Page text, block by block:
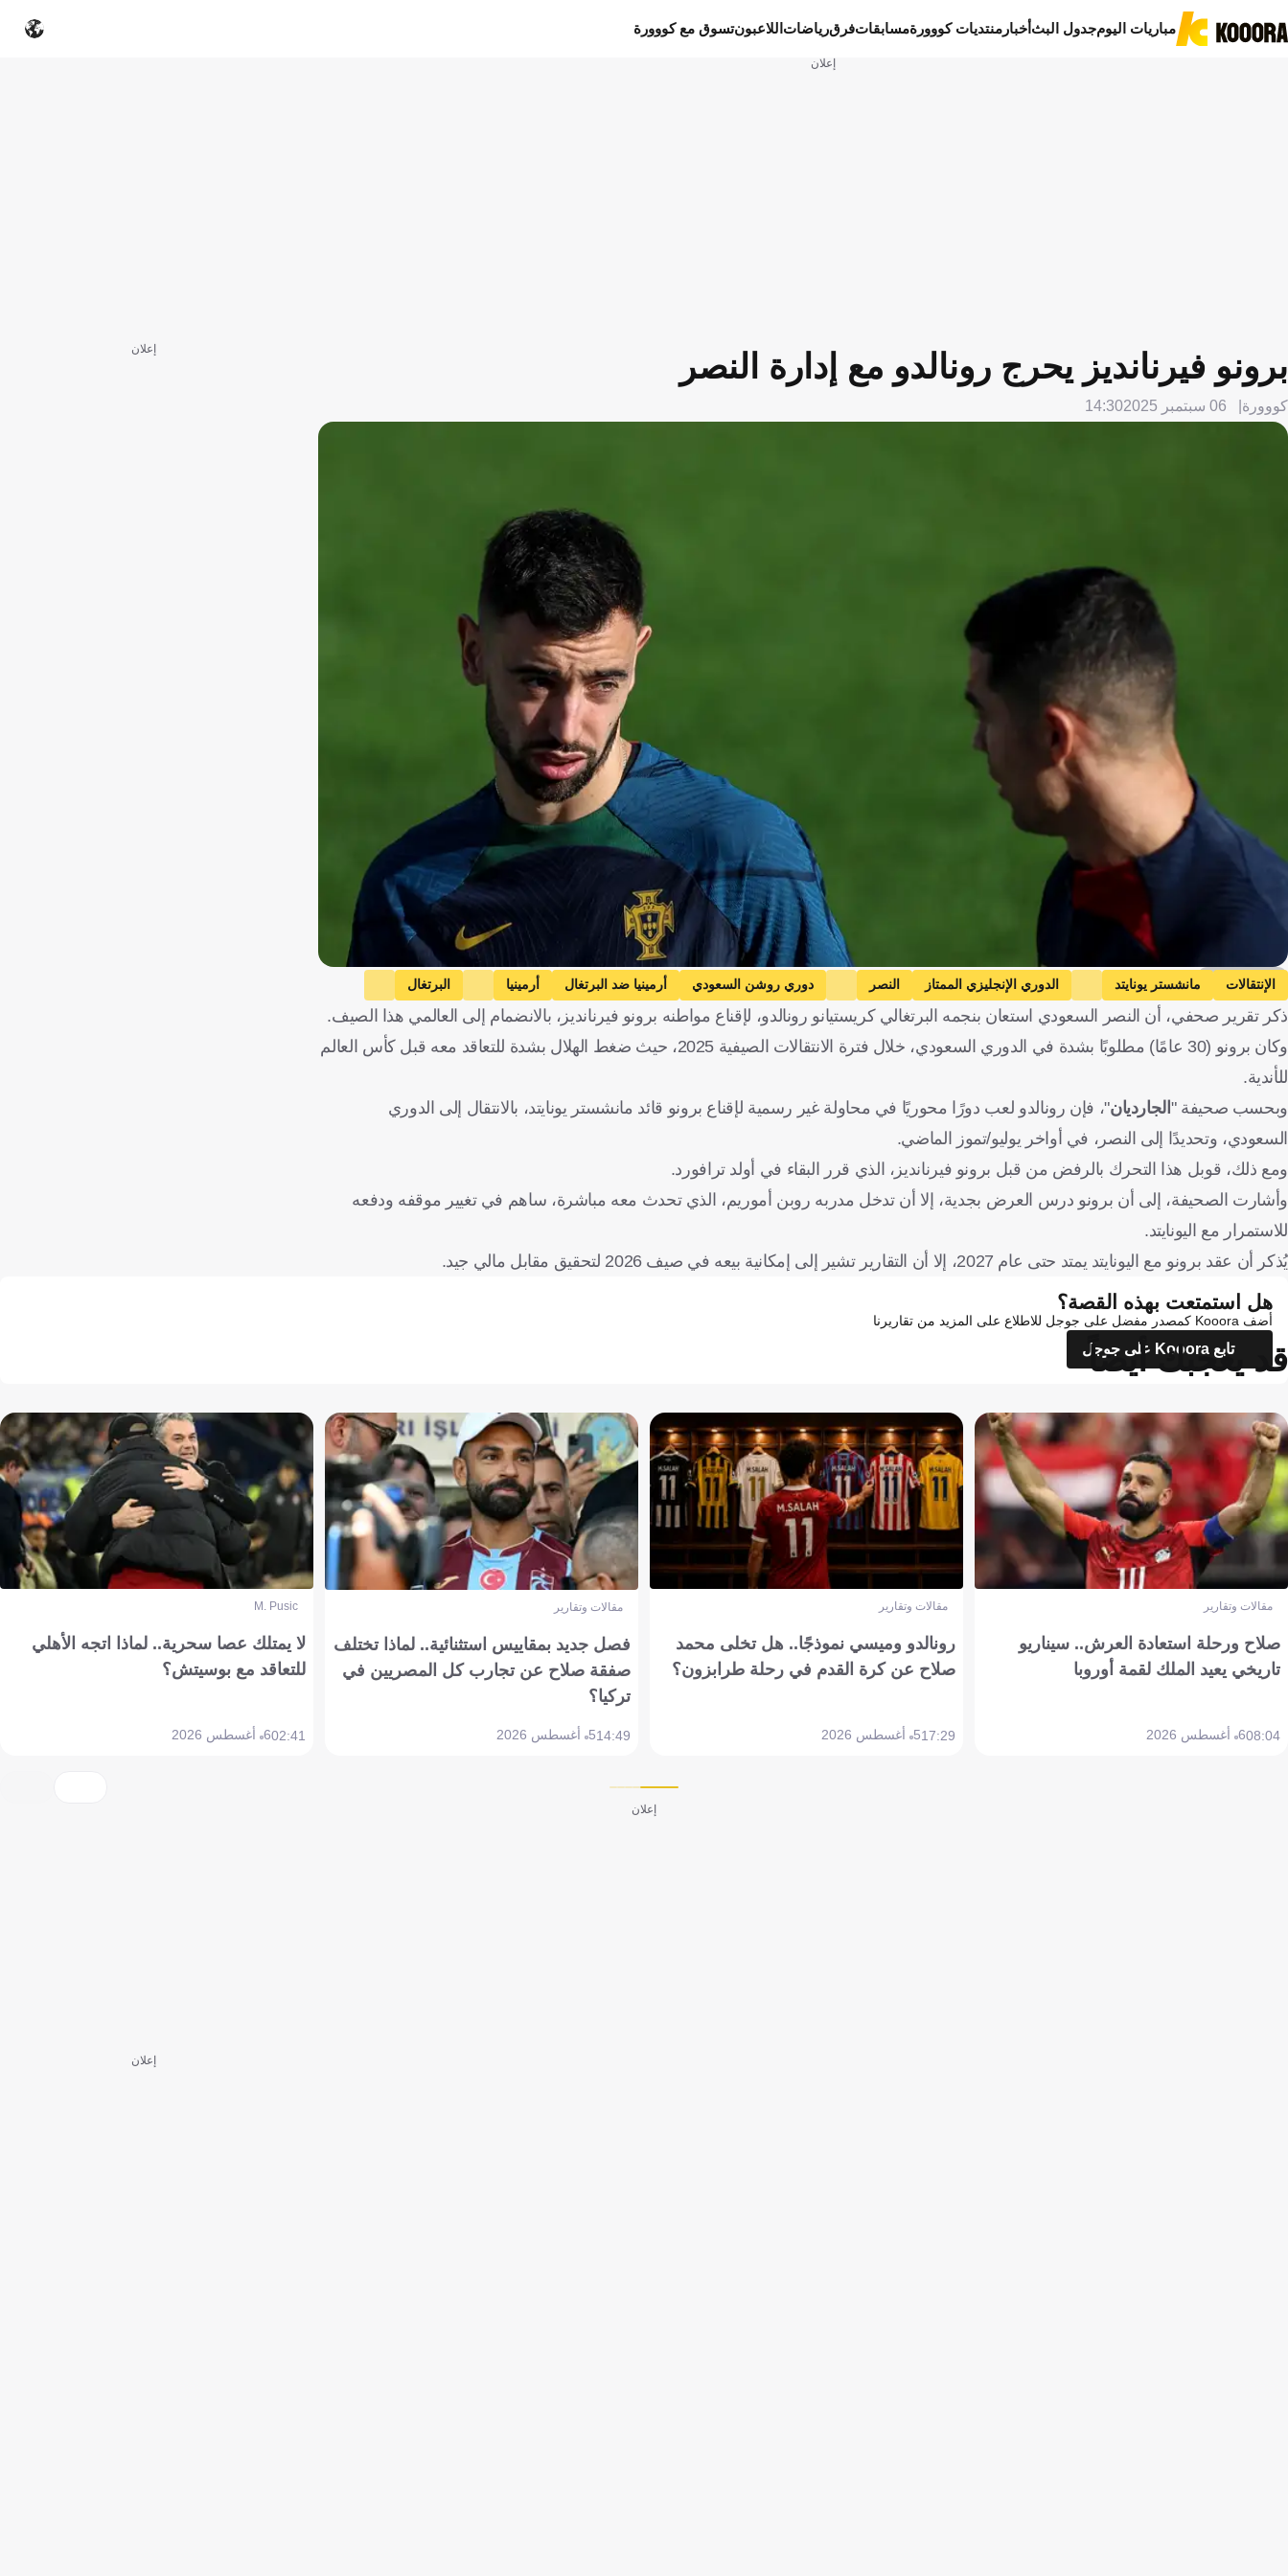
مباريات اليومجدول البثأخبار منتديات كووورةمسابقاتفرقرياضات اللاعبونتسوق مع كووورة
إعلان
برونو فيرنانديز يحرج رونالدو مع إدارة النصر
كووورة 06 سبتمبر 2025 14:30
Getty Images
الإنتقالات مانشستر يونايتد الدوري الإنجليزي الممتاز النصر دوري روشن السعودي أرمينيا ضد البرتغال أرمينيا
البرتغال
التصفيات المؤهلة لكأس العالم - أوروبا
برونو فيرنانديز كريستيانو رونالدو المملكة العربية السعودية كرة قدم
ذكر تقرير صحفي، أن النصر السعودي استعان بنجمه البرتغالي كريستيانو رونالدو، لإقناع مواطنه برونو فيرنانديز، بالانضمام إلى العالمي هذا الصيف.
وكان برونو (30 عامًا) مطلوبًا بشدة في الدوري السعودي، خلال فترة الانتقالات الصيفية 2025، حيث ضغط الهلال بشدة للتعاقد معه قبل كأس العالم
للأندية.
وبحسب صحيفة " الجارديان"، فإن رونالدو لعب دورًا محوريًا في محاولة غير رسمية لإقناع برونو قائد مانشستر يونايتد، بالانتقال إلى الدوري
السعودي، وتحديدًا إلى النصر، في أواخر يوليو/تموز الماضي.
ومع ذلك، قوبل هذا التحرك بالرفض من قبل برونو فيرنانديز، الذي قرر البقاء في أولد ترافورد.
وأشارت الصحيفة، إلى أن برونو درس العرض بجدية، إلا أن تدخل مدربه روبن أموريم، الذي تحدث معه مباشرة، ساهم في تغيير موقفه ودفعه
للاستمرار مع اليونايتد.
يُذكر أن عقد برونو مع اليونايتد يمتد حتى عام 2027، إلا أن التقارير تشير إلى إمكانية بيعه في صيف 2026 لتحقيق مقابل مالي جيد.
إعلان
هل استمتعت بهذه القصة؟
أضف Kooora كمصدر مفضل على جوجل للاطلاع على المزيد من تقاريرنا
تابع Kooora على جوجل
قد يعجبك أيضاً
مقالات وتقارير
صلاح ورحلة استعادة العرش.. سيناريو
تاريخي يعيد الملك لقمة أوروبا
08:046 أغسطس 2026
مقالات وتقارير
رونالدو وميسي نموذجًا.. هل تخلى محمد
صلاح عن كرة القدم في رحلة طرابزون؟
17:295 أغسطس 2026
مقالات وتقارير
فصل جديد بمقاييس استثنائية.. لماذا تختلف
صفقة صلاح عن تجارب كل المصريين في
تركيا؟
14:495 أغسطس 2026
M. Pusic
لا يمتلك عصا سحرية.. لماذا اتجه الأهلي
للتعاقد مع بوسيتش؟
02:416 أغسطس 2026
إعلان
إعلان